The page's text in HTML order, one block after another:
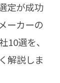
定が成功
ーカーの
選を、
解説しま